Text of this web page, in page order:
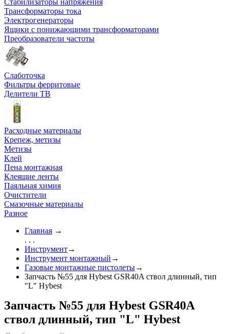
Стабилизаторы напряжения
Трансформаторы тока
Электрогенераторы
Ящики с понижающими трансформаторами
Преобразователи частоты
Слаботочка
Фильтры ферритовые
Делители ТВ
Расходные материалы
Крепеж, метизы
Метизы
Клей
Пена монтажная
Клеящие ленты
Паяльная химия
Очистители
Смазочные материалы
Разное
Главная →
. . .
Инструмент→
Инструмент монтажный →
Газовые монтажные пистолеты→
Запчасть №55 для Hybest GSR40A ствол длинный, тип
"L" Hybest
Запчасть №55 для Hybest GSR40A
ствол длинный, тип "L" Hybest